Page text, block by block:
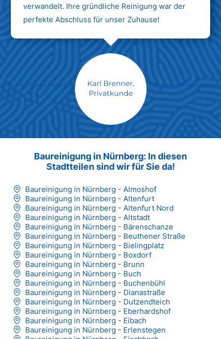
verwandelt. Ihre gründliche Reinigung war der
perfekte Abschluss für unser Zuhause!
Max Mustermann
Baureinigung in Nürnberg: In diesen
Stadtteilen sind wir für Sie da!
Baureinigung in Nürnberg - Almoshof
Baureinigung in Nürnberg - Altenfurt
Baureinigung in Nürnberg - Altenfurt Nord
Baureinigung in Nürnberg - Altstadt
Baureinigung in Nürnberg - Bärenschanze
Baureinigung in Nürnberg - Beuthener Straße
Baureinigung in Nürnberg - Bielingplatz
Baureinigung in Nürnberg - Boxdorf
Baureinigung in Nürnberg - Brunn
Baureinigung in Nürnberg - Buch
Baureinigung in Nürnberg - Buchenbühl
Baureinigung in Nürnberg - Dianastraße
Baureinigung in Nürnberg - Dutzendteich
Baureinigung in Nürnberg - Eberhardshof
Baureinigung in Nürnberg - Eibach
Baureinigung in Nürnberg - Erlenstegen